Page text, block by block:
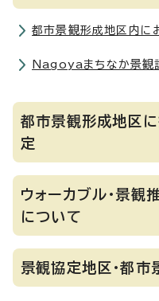
都市景観形成地区内に
Nagoyaまちなか景観
都市景観形成地区
定
ウォーカブル・景観
について
景観協定地区・都市